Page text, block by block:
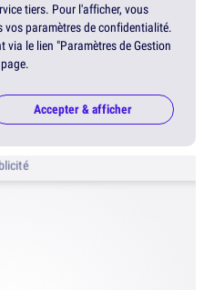
tiers. Pour l'afficher, vous
vos paramètres de confidentialité.
le lien "Paramètres de Gestion
Accepter & afficher